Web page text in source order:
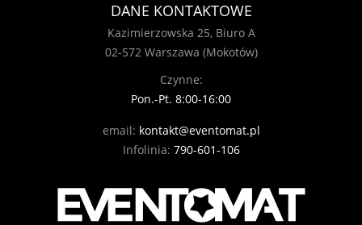
DANE KONTAKTOWE
Kazimierzowska 25, Biuro A
02-572 Warszawa (Mokotów)
Czynne:
Pon.-Pt. 8:00-16:00
email: kontakt@eventomat.pl
Infolinia: 790-601-106